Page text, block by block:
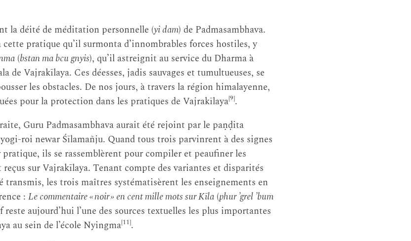
la déité de méditation personnelle (yi dam) de Padmasambhava.
pratique qu’il surmonta d’innombrables forces hostiles, y
(bstan ma bcu gnyis), qu’il astreignit au service du Dharma à
de Vajrakīlaya. Ces déesses, jadis sauvages et tumultueuses, se
les obstacles. De nos jours, à travers la région himalayenne,
pour la protection dans les pratiques de Vajrakīlaya[9].
Guru Padmasambhava aurait été rejoint par le paṇḍita
roi newar Śīlamañju. Quand tous trois parvinrent à des signes
pratique, ils se rassemblèrent pour compiler et peaufiner les
reçus sur Vajrakīlaya. Tenant compte des variantes et disparités
transmis, les trois maîtres systématisèrent les enseignements en
: Le commentaire « noir » en cent mille mots sur Kīla (phur ’grel ’bum
aujourd’hui l’une des sources textuelles les plus importantes
au sein de l’école Nyingma[11].